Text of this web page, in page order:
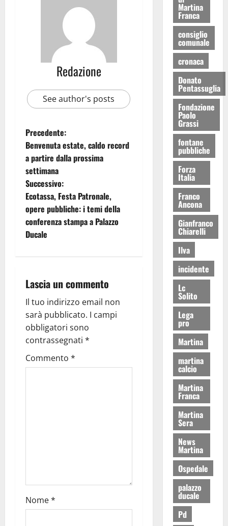
Redazione
See author's posts
Precedente:
Benvenuta estate, caldo record
a partire dalla prossima
settimana
Successivo:
Ecotassa, Festa Patronale,
opere pubbliche: i temi della
conferenza stampa a Palazzo
Ducale
Lascia un commento
Il tuo indirizzo email non
sarà pubblicato. I campi
obbligatori sono
contrassegnati *
Commento *
Nome*
Martina
Franca
consiglio
comunale
cronaca
Donato
Pentassuglia
Fondazione
Paolo
Grassi
fontane
pubbliche
Forza
Italia
Franco
Ancona
Gianfranco
Chiarelli
Ilva
incidente
Lc
Solito
Lega
pro
Martina
martina
calcio
Martina
Franca
Martina
Sera
News
Martina
Ospedale
palazzo
ducale
Pd